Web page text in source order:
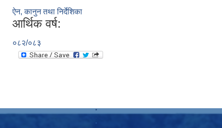
ऐन, कानुन तथा निर्देशिका
आर्थिक वर्ष:
०८२/०८३